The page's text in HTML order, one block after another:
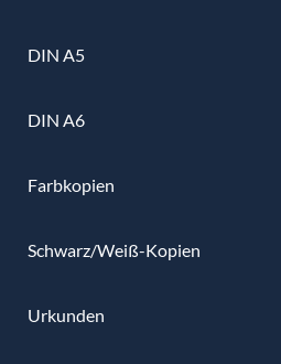
DIN A5
DIN A6
Farbkopien
Schwarz/Weiß-Kopien
Urkunden